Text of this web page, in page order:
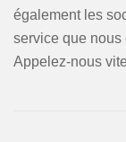
également les
service que nous
Appelez-nous